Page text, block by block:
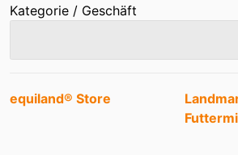
Kategorie / Geschäft
Einträge
equiland® Store